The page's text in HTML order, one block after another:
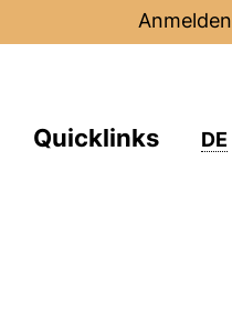
Anmelden
Quicklinks DE